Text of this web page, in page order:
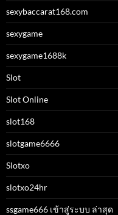
sexybaccarat168.com
sexygame
sexygame1688k
Slot
Slot Online
slot168
slotgame6666
Slotxo
slotxo24hr
ssgame666 เข้าสู่ระบบ ล่าสุด